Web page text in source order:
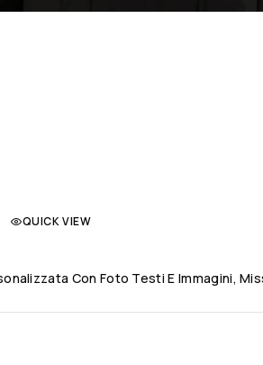
QUICK VIEW
Con Foto Testi E Immagini,